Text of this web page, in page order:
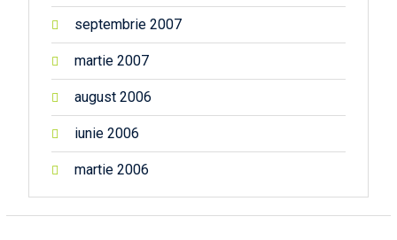
septembrie 2007
martie 2007
august 2006
iunie 2006
martie 2006